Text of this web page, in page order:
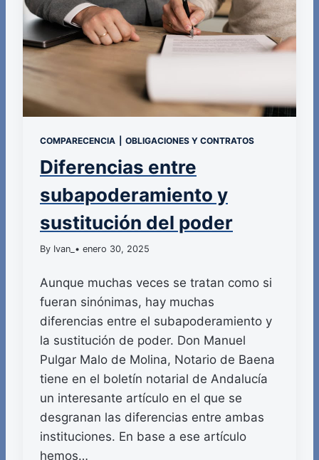
COMPARECENCIA OBLIGACIONES Y CONTRATOS
Diferencias entre
subapoderamiento y
sustitución del poder
By Ivan_ • enero 30, 2025
Aunque muchas veces se tratan como si
fueran sinónimas, hay muchas
diferencias entre el subapoderamiento y
la sustitución de poder. Don Manuel
Pulgar Malo de Molina, Notario de Baena
tiene en el boletín notarial de Andalucía
un interesante artículo en el que se
desgranan las diferencias entre ambas
instituciones. En base a ese artículo
hemos…